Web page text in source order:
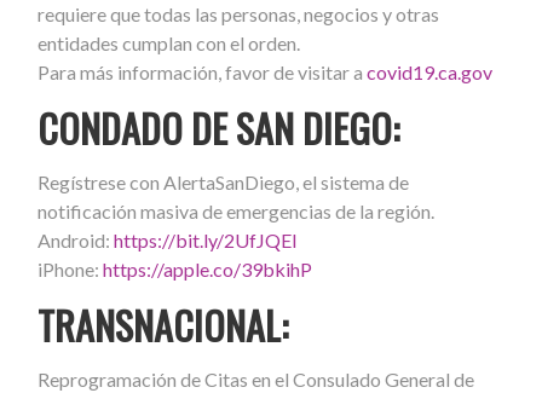
requiere que todas las personas, negocios y otras
entidades cumplan con el orden.
Para más información, favor de visitar acovid19.ca.gov
CONDADO DE SAN DIEGO:
Regístrese con AlertaSanDiego, el sistema de
notificación masiva de emergencias de la región.
Android:https://bit.ly/2UfJQEI
iPhone:https://apple.co/39bkihP
TRANSNACIONAL:
Reprogramación de Citas en el Consulado General de